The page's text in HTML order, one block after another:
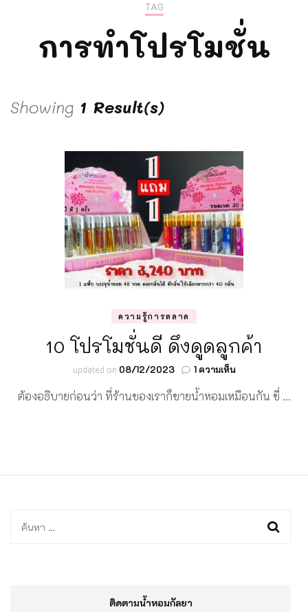
TAG
การทำโปรโมชั่น
Showing 1 Result(s)
ความรู้การตลาด
10 โปรโมชั่นดี ดึงดูดลูกค้า
updated on 08/12/2023 1 ความเห็นบน
โปร
ต้องอธิบายก่อนว่า ที่ร้านของเราก็ขายน้ำหอมเหมือนกัน ชื่ …
ค้นหา
ติดตามน้ำหอมกัลยา